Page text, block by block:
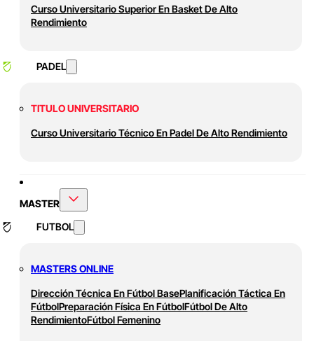
Curso Universitario Superior En Basket De Alto
Rendimiento
PADEL
TITULO UNIVERSITARIO
Curso Universitario Técnico En Padel De Alto Rendimiento
MASTER
FUTBOL
MASTERS ONLINE
Dirección Técnica En Fútbol BasePlanificación Táctica En
FútbolPreparación Física En FútbolFútbol De Alto
RendimientoFútbol Femenino